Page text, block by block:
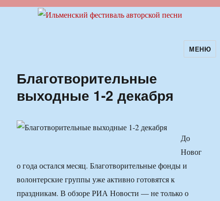
Ильменский фестиваль авторскойМЕНЮ
Благотворительные
выходные 1-2 декабря
До
Новог
о года остался месяц. Благотворительные фонды и
волонтерские группы уже активно готовятся к
праздникам. В обзоре РИА Новости — не только о